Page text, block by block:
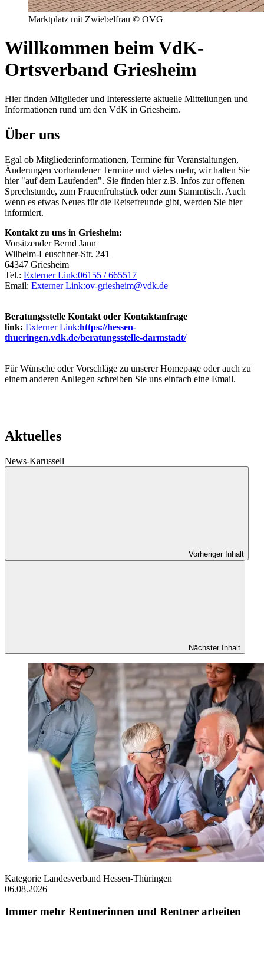
Marktplatz mit Zwiebelfrau © OVG
Willkommen beim VdK-
Ortsverband Griesheim
Hier finden Mitglieder und Interessierte aktuelle Mitteilungen und
Informationen rund um den VdK in Griesheim.
Über uns
Egal ob Mitgliederinformationen, Termine für Veranstaltungen,
Änderungen vorhandener Termine und vieles mehr, wir halten Sie
hier "auf dem Laufenden". Sie finden hier z.B. Infos zur offenen
Sprechstunde, zum Frauenfrühstück oder zum Stammtisch. Auch
wenn es etwas Neues für die Reisefreunde gibt, werden Sie hier
informiert.
Kontakt zu uns in Griesheim:
Vorsitzender Bernd Jann
Wilhelm-Leuschner-Str. 241
64347 Griesheim
Tel.: Externer Link:06155 / 665517
Email: Externer Link:ov-griesheim@vdk.de
Beratungsstelle Kontakt oder Kontaktanfrage
link: Externer Link:https://hessen-
thueringen.vdk.de/beratungsstelle-darmstadt/
Für Wünsche oder Vorschläge zu unserer Homepage oder auch zu
einem anderen Anliegen schreiben Sie uns einfach eine Email.
Aktuelles
News-Karussell
Vorheriger Inhalt
Nächster Inhalt
Kategorie Landesverband Hessen-Thüringen
06.08.2026
Immer mehr Rentnerinnen und Rentner arbeiten